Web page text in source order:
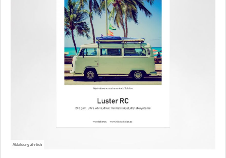
Abbildung ähnlich